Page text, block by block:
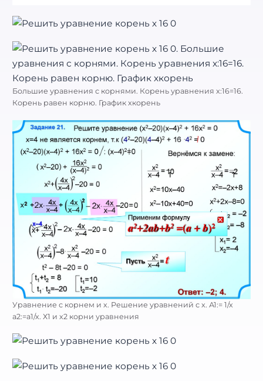
Большие уравнения с корнями. Корень уравнения x:16=16.
Корень равен корню. График хкорень
Уравнение с корнем и х. Решение уравнений с x. А1:= 1/х
а2:=а1/х. Х1 и х2 корни уравнения